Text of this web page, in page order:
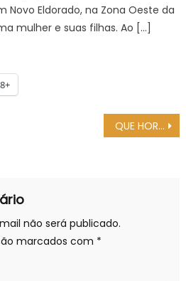
Novo Eldorado, na Zona Oeste da
mulher e suas filhas. Ao […]
QUE HORAS COMEÇA RENASCER E SOM BRASIL?
não será publicado.
marcados com *